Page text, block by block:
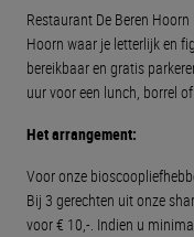
Restaurant De Beren
Hoorn waar je letterlijk en
bereikbaar en gratis
uur voor een lunch, borrel
Het arrangement:
Voor onze
Bij 3 gerechten uit onze
voor € 10,-. Indien u